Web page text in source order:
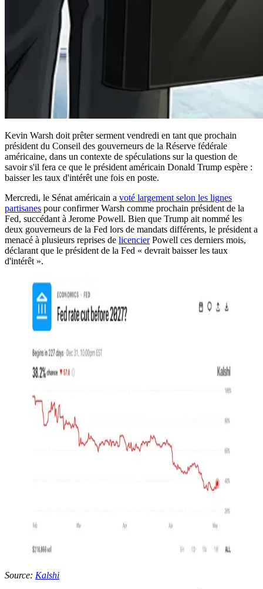
Kevin Warsh doit prêter serment vendredi en tant que prochain
président du Conseil des gouverneurs de la Réserve fédérale
américaine, dans un contexte de spéculations sur la question de
savoir s'il fera ce que le président américain Donald Trump espère :
baisser les taux d'intérêt une fois en poste.
Mercredi, le Sénat américain a voté largement selon les lignes
partisanes pour confirmer Warsh comme prochain président de la
Fed, succédant à Jerome Powell. Bien que Trump ait nommé les
deux gouverneurs de la Fed lors de mandats différents, le président a
menacé à plusieurs reprises de licencierPowell ces derniers mois,
déclarant que le président de la Fed « devrait baisser les taux
d'intérêt ».
Source: Kalshi